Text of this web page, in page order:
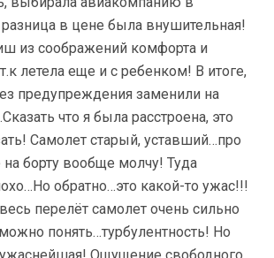
разница в цене была внушительная!
из соображений комфорта и
летела еще и с ребенком! В итоге,
предупреждения заменили на
что я была расстроена, это
Самолет старый, уставший…про
борту вообще молчу! Туда
обратно…это какой-то ужас!!!
перелёт самолет очень сильно
понять…турбулентность! Но